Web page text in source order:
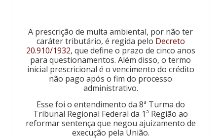
A prescrição de multa ambiental, por não ter
caráter tributário, é regida pelo Decreto
20.910/1932, que define o prazo de cinco anos
para questionamentos. Além disso, o termo
inicial prescricional é o vencimento do crédito
não pago após o fim do processo
administrativo.
Esse foi o entendimento da 8ª Turma do
Tribunal Regional Federal da 1ª Região ao
reformar sentença que negou ajuizamento de
execução pela União.